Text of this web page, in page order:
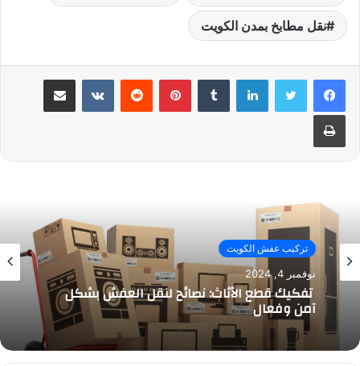
نقل مطابخ بمدن الكويت
لينكدإن بينتيريست مشاركة عبر البريد
طباعة
تركيب عفش الكويت
نوفمبر 4, 2024
تفكيك قطع الأثاث: نصائح لنقل العفش بشكل
آمن وفعال